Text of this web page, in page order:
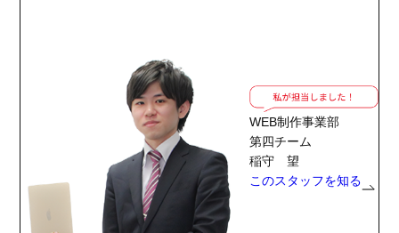
WEB制作事業部
第四チーム
稲守 望
このスタッフを知る